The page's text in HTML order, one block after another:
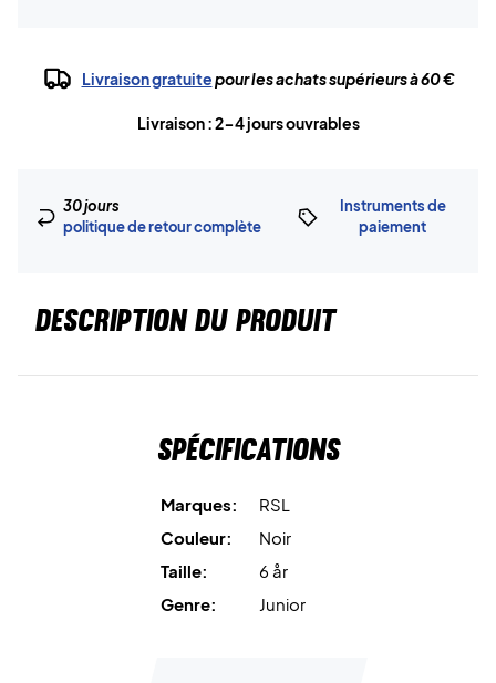
Livraison gratuitepour les achats supérieurs à 60 €
Livraison : 2-4 jours ouvrables
30 jours
politique de retour complète
Instruments de
paiement
DESCRIPTION DU PRODUIT
Spécifications
Marques:
RSL
Couleur:
Noir
Taille:
6 år
Genre:
Junior